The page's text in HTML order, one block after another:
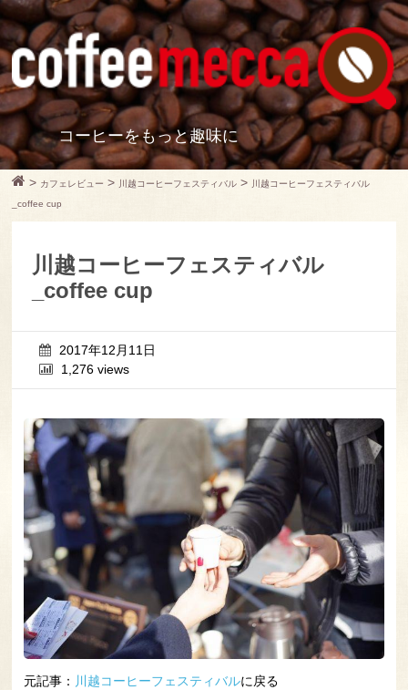
コーヒーをもっと趣味に
> カフェレビュー > 川越コーヒーフェスティバル >
川越コーヒーフェスティバル
_coffee cup
川越コーヒーフェスティバル
_coffee cup
2017年12月11日
1,276 views
元記事： 川越コーヒーフェスティバルに戻る